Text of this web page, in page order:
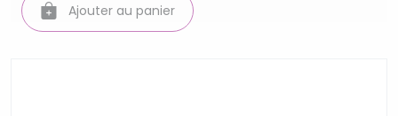
Ajouter au panier